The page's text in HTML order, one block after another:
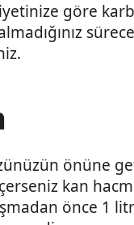
göre
önüne
kan
önce 1